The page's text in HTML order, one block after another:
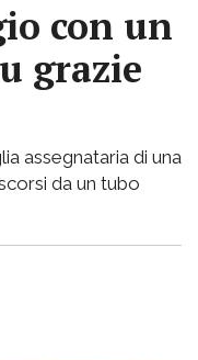
con un
grazie
assegnataria di una
da un tubo